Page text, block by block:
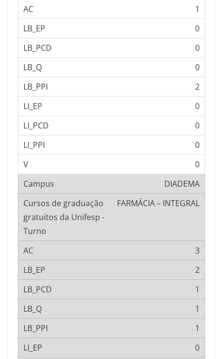
1
0
0
0
2
0
0
0
0
DIADEMA
FARMÁCIA – INTEGRAL
3
2
1
1
1
0